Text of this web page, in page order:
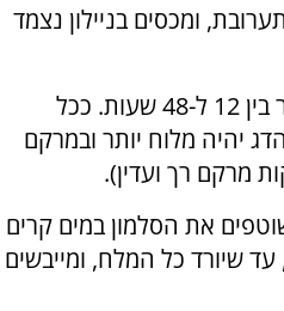
ומכסים בניילון נצמד
5. משאירים לכבישה במקרר בין 12 ל-48 שעות. ככל
יהיה מלוח יותר ובמרקם
את הסלמון במים קרים
שיורד כל המלח, ומייבשים